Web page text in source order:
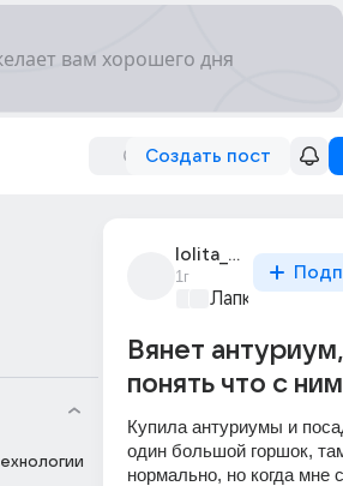
Создать пост
lolita_bugaeva_5
1г
Лапки и
Вянет
понять что с ним
Купила антуриумы и
один большой горшок,
нормально, но когда мне